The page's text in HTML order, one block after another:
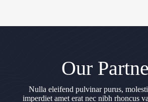
Our
Nulla eleifend pulvinar purus,
imperdiet amet erat nec nibh rhoncus